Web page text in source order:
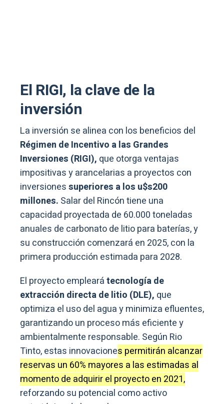
El RIGI, la clave de la
inversión
La inversión se alinea con los beneficios del
Régimen de Incentivo a las Grandes
Inversiones (RIGI), que otorga ventajas
impositivas y arancelarias a proyectos con
inversionessuperiores a los u$s200
millones. Salar del Rincón tiene una
capacidad proyectada de 60.000 toneladas
anuales de carbonato de litio para baterías, y
su construcción comenzará en 2025, con la
primera producción estimada para 2028.
El proyecto emplearátecnología de
extracción directa de litio (DLE), que
optimiza el uso del agua y minimiza efluentes,
garantizando un proceso más eficiente y
ambientalmente responsable. Según Rio
Tinto, estas innovaciones permitirán alcanzar
reservas un 60% mayores a las estimadas al
momento de adquirir el proyecto en 2021,
reforzando su potencial como activo